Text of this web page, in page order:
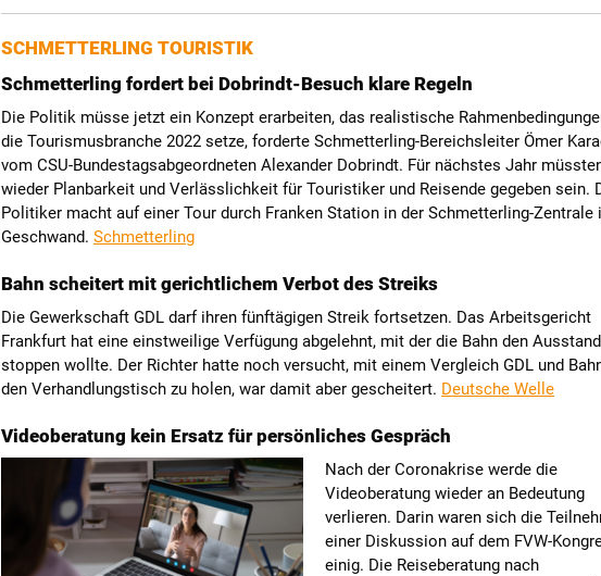
SCHMETTERLING TOURISTIK
Schmetterling fordert bei Dobrindt-Besuch klare Regeln
Die Politik müsse jetzt ein Konzept erarbeiten, das realistische
die Tourismusbranche 2022 setze, forderte Schmetterling-Bereichsleiter Ömer
vom CSU-Bundestagsabgeordneten Alexander Dobrindt. Für nächstes Jahr
wieder Planbarkeit und Verlässlichkeit für Touristiker und Reisende gegeben sein.
Politiker macht auf einer Tour durch Franken Station in der Schmetterling-Zentrale
Geschwand. Schmetterling
Bahn scheitert mit gerichtlichem Verbot des Streiks
Die Gewerkschaft GDL darf ihren fünftägigen Streik fortsetzen. Das Arbeitsgericht
Frankfurt hat eine einstweilige Verfügung abgelehnt, mit der die Bahn den Ausstand
stoppen wollte. Der Richter hatte noch versucht, mit einem Vergleich GDL und
den Verhandlungstisch zu holen, war damit aber gescheitert. Deutsche Welle
Videoberatung kein Ersatz für persönliches Gespräch
Nach der Coronakrise werde die
Videoberatung wieder an Bedeutung
verlieren. Darin waren sich die
einer Diskussion auf dem FVW-
einig. Die Reiseberatung nach